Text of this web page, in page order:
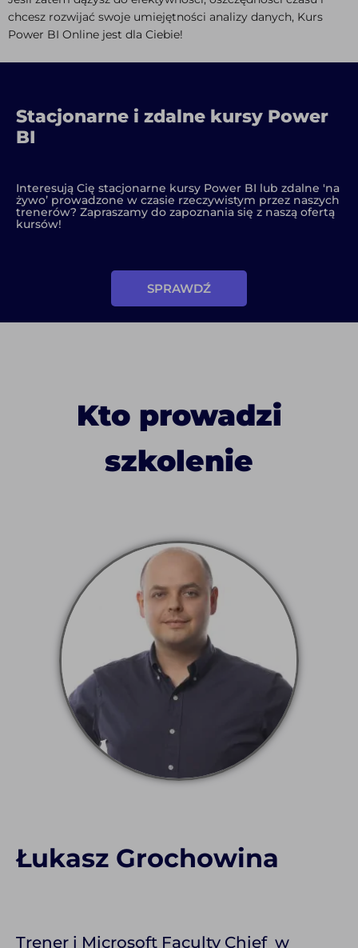
chcesz rozwijać swoje umiejętności analizy danych, Kurs
Power BI Online jest dla Ciebie!
Stacjonarne i zdalne kursy Power
BI
Interesują Cię stacjonarne kursy Power BI lub zdalne 'na
żywo’ prowadzone w czasie rzeczywistym przez naszych
trenerów? Zapraszamy do zapoznania się z naszą ofertą
kursów!
SPRAWDŹ
Kto prowadzi
szkolenie
Łukasz Grochowina
Trener i Microsoft Faculty Chief w